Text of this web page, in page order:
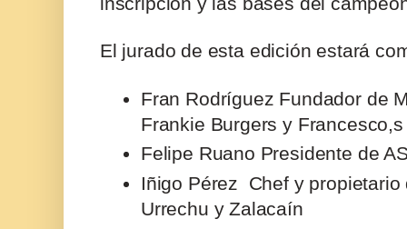
El jurado de esta edición estará
Fran Rodríguez Fundador de
Frankie Burgers y
Felipe Ruano Presidente de
Iñigo Pérez Chef y propietario
Urrechu y Zalacaín